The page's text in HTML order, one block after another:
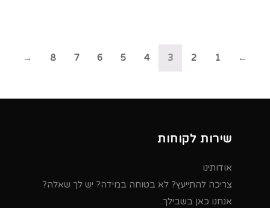
←
1
2
3
4
5
6
7
8
→
שירות לקוחות
אודותינו
צריכה להתייעץ? לא בטוחה במידה? יש לך שאלה?
אנחנו כאן בשבילך.